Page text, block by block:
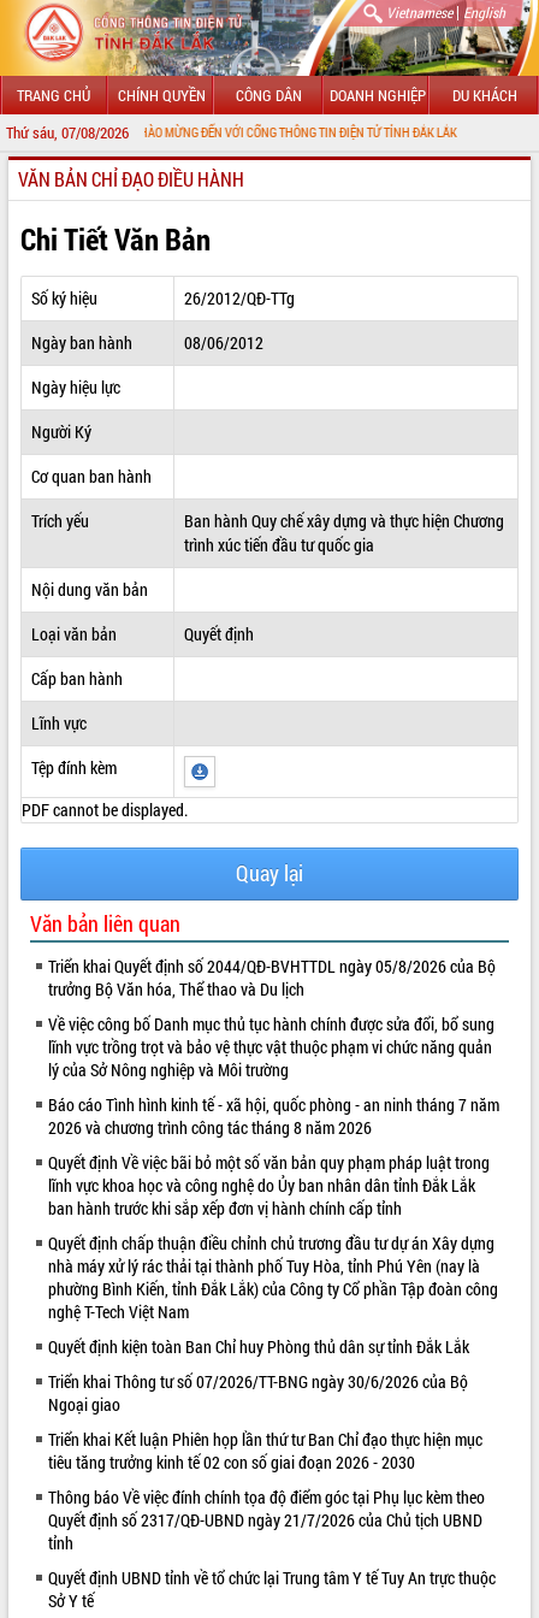
Vietnamese| English
TRANG CHỦ CHÍNH QUYỀN CÔNG DÂN DOANH NGHIỆP DU KHÁCH
Thứ sáu, 07/08/2026
CHÀO MỪNG ĐẾN VỚI CỔNG THÔNG TIN ĐIỆN TỬ TỈNH ĐẮK LẮK
GIỚI THIỆU
LÃNH ĐẠO UBND TỈNH
TIN TỨC SỰ KIỆN
SỞ, BAN, NGÀNH
THÔNG TIN CHỈ ĐẠO ĐIỀU HÀNH
HỆ THỐNG VĂN BẢN
VĂN BẢN HĐND TỈNH
ĐIỂM TIN VĂN BẢN
VIDEO
Khám bệnh, cấp phát thuốc miễn phí
và tặng quà người dân xã Cư Pui
Hội nghị UBND tỉnh Đắk Lắk thường kỳ
tháng 7/2026
Lễ truy tặng danh hiệu “Bà Mẹ Việt
Nam Anh hùng” và trao Huân chương
Lao động
UBND tỉnh Đắk Lắk triển khai nhiệm
Kỳ họp thứ Hai, Hội đồng nhân dân
ALBUM ẢNH
VĂN BẢN CHỈ ĐẠO ĐIỀU HÀNH
Chi Tiết Văn Bản
Số ký hiệu
26/2012/QĐ-TTg
Ngày ban hành
08/06/2012
Ngày hiệu lực
Người Ký
Cơ quan ban hành
Trích yếu
Ban hành Quy chế xây dựng và thực hiện Chương
trình xúc tiến đầu tư quốc gia
Nội dung văn bản
Loại văn bản
Quyết định
Cấp ban hành
Lĩnh vực
Tệp đính kèm
PDF cannot be displayed.
Quay lại
Văn bản liên quan
Triển khai Quyết định số 2044/QĐ-BVHTTDL ngày 05/8/2026 của Bộ
trưởng Bộ Văn hóa, Thể thao và Du lịch
Về việc công bố Danh mục thủ tục hành chính được sửa đổi, bổ sung
lĩnh vực trồng trọt và bảo vệ thực vật thuộc phạm vi chức năng quản
lý của Sở Nông nghiệp và Môi trường
Báo cáo Tình hình kinh tế - xã hội, quốc phòng - an ninh tháng 7 năm
2026 và chương trình công tác tháng 8 năm 2026
Quyết định Về việc bãi bỏ một số văn bản quy phạm pháp luật trong
lĩnh vực khoa học và công nghệ do Ủy ban nhân dân tỉnh Đắk Lắk
ban hành trước khi sắp xếp đơn vị hành chính cấp tỉnh
Quyết định chấp thuận điều chỉnh chủ trương đầu tư dự án Xây dựng
nhà máy xử lý rác thải tại thành phố Tuy Hòa, tỉnh Phú Yên (nay là
phường Bình Kiến, tỉnh Đắk Lắk) của Công ty Cổ phần Tập đoàn công
nghệ T-Tech Việt Nam
Quyết định kiện toàn Ban Chỉ huy Phòng thủ dân sự tỉnh Đắk Lắk
Triển khai Thông tư số 07/2026/TT-BNG ngày 30/6/2026 của Bộ
Ngoại giao
Triển khai Kết luận Phiên họp lần thứ tư Ban Chỉ đạo thực hiện mục
tiêu tăng trưởng kinh tế 02 con số giai đoạn 2026 - 2030
Thông báo Về việc đính chính tọa độ điểm góc tại Phụ lục kèm theo
Quyết định số 2317/QĐ-UBND ngày 21/7/2026 của Chủ tịch UBND
tỉnh
Quyết định UBND tỉnh về tổ chức lại Trung tâm Y tế Tuy An trực thuộc
Sở Y tế